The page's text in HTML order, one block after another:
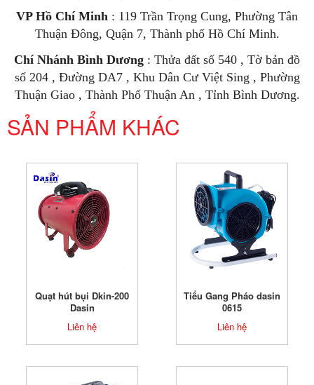
VP Hồ Chí Minh : 119 Trần Trọng Cung, Phường Tân
Thuận Đông, Quận 7, Thành phố Hồ Chí Minh.
Chí Nhánh Bình Dương : Thửa đất số 540 , Tờ bản đồ
số 204 , Đường DA7 , Khu Dân Cư Việt Sing , Phường
Thuận Giao , Thành Phố Thuận An , Tỉnh Bình Dương.
SẢN PHẨM KHÁC
Quạt hút bụi Dkin-200
Dasin
Liên hệ
Tiểu Gang Pháo dasin
0615
Liên hệ